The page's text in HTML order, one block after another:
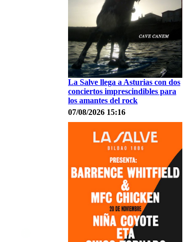
La Salve llega a Asturias con dos
conciertos imprescindibles para
los amantes del rock
07/08/2026 15:16